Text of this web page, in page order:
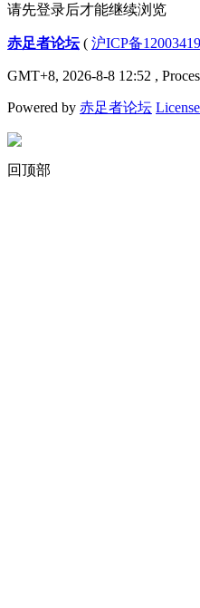
请先登录后才能继续浏览
赤足者论坛( 沪ICP备
GMT+8, 2026-8-8 12:52 ,
Powered by 赤足者论坛
回顶部